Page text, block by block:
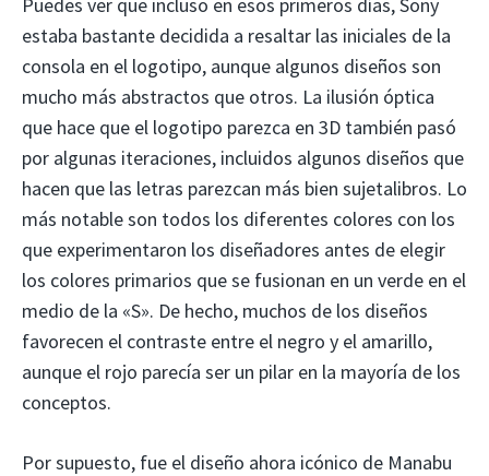
estaba bastante decidida a resaltar las iniciales de la
consola en el logotipo, aunque algunos diseños son
mucho más abstractos que otros. La ilusión óptica
que hace que el logotipo parezca en 3D también pasó
por algunas iteraciones, incluidos algunos diseños que
hacen que las letras parezcan más bien sujetalibros. Lo
más notable son todos los diferentes colores con los
que experimentaron los diseñadores antes de elegir
los colores primarios que se fusionan en un verde en el
medio de la «S». De hecho, muchos de los diseños
favorecen el contraste entre el negro y el amarillo,
aunque el rojo parecía ser un pilar en la mayoría de los
conceptos.
Por supuesto, fue el diseño ahora icónico de Manabu